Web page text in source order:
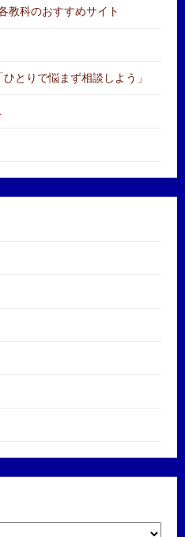
教科のおすすめサイト
とりで悩まず相談しよう」